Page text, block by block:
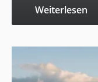
Weiterlesen